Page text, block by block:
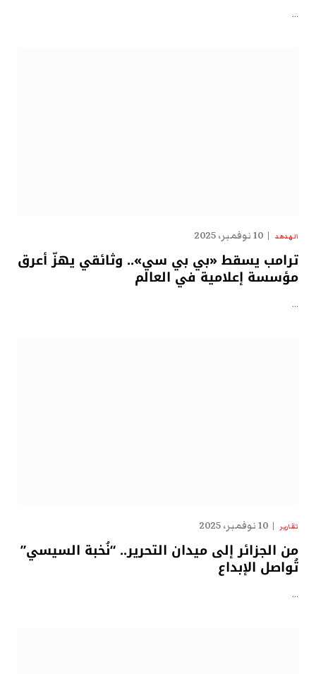
…
الهدهد 10 نوفمبر، 2025
ترامب يسقط «بي بي سي».. وثائقي يهزّ أعرق
مؤسسة إعلامية في العالم
…
تقارير 10 نوفمبر، 2025
من الجزائر إلى ميدان التحرير.. “نُخبة السيسي”
تُواصل الإبداع
…